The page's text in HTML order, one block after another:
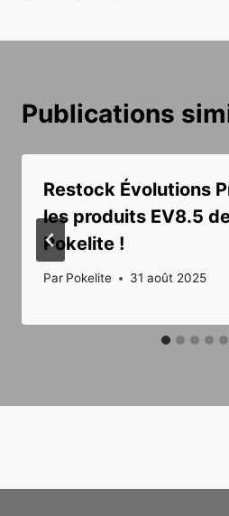
Publications
Restock Évolutions
les produits EV8.5
Pokelite !
Par Pokelite 31 août 2025